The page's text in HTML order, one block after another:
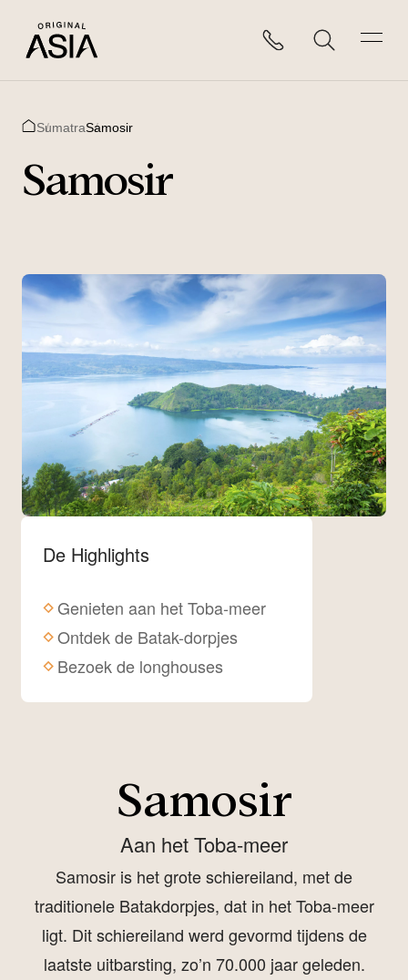
SumatraSamosir
Samosir
De Highlights
Genieten aan het Toba-meer
Ontdek de Batak-dorpjes
Bezoek de longhouses
Samosir
Aan het Toba-meer
Samosir is het grote schiereiland, met de
traditionele Batakdorpjes, dat in het Toba-meer
ligt. Dit schiereiland werd gevormd tijdens de
laatste uitbarsting, zo’n 70.000 jaar geleden.